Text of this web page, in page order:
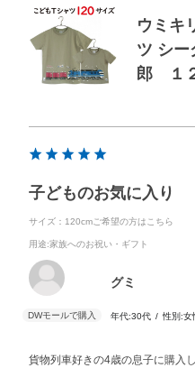
ウミキ
ツ シー
郎 １
子どものお気に入り
サイズ：120cmご希望の方はこちら
用途:家族へのお祝い・ギフト
グミ
年代:30代 性別:女
貨物列車好きの4歳の息子に購入